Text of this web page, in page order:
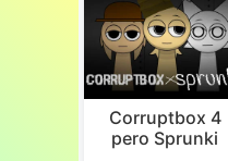
Corruptbox 4
pero Sprunki